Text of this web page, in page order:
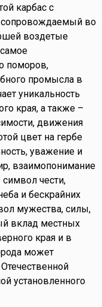
карбас с
во
воздетые
поморов,
промысла в
уникальность
края, а также –
движения
цвет на гербе
уважение и
взаимопонимание
чести,
и бескрайних
мужества, силы,
вклад местных
края и в
может
установленного